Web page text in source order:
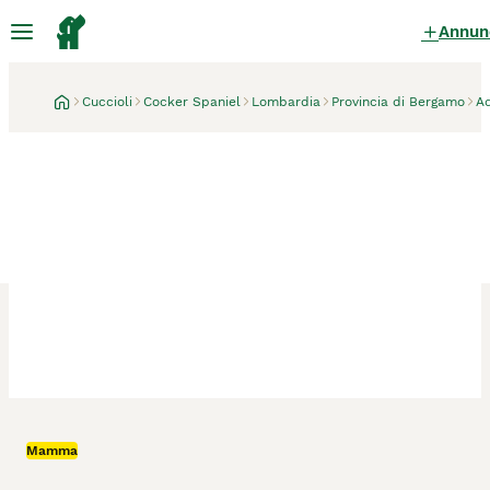
Cuccioli Cocker Spaniel Lombardia Provincia di Bergamo
Mamma